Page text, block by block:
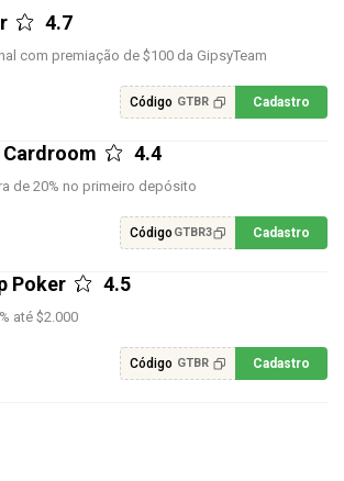
4.7
com premiação de $100 da GipsyTeam
Código GTBR Cadastro
4.4
de 20% no primeiro depósito
Código GTBR3 Cadastro
Poker 4.5
até $2.000
Código GTBR Cadastro